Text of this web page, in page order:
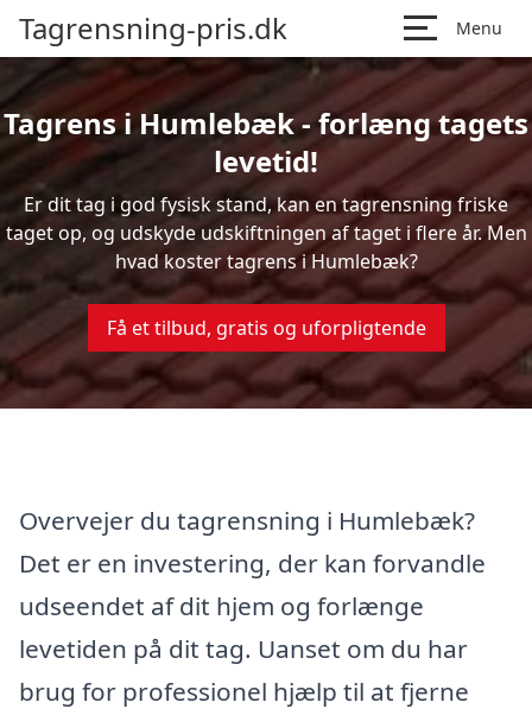
Tagrensning-pris.dk Menu
Tagrens i Humlebæk - forlæng tagets
levetid!
Er dit tag i god fysisk stand, kan en tagrensning friske
taget op, og udskyde udskiftningen af taget i flere år. Men
hvad koster tagrens i Humlebæk?
Få et tilbud, gratis og uforpligtende
Overvejer du tagrensning i Humlebæk?
Det er en investering, der kan forvandle
udseendet af dit hjem og forlænge
levetiden på dit tag. Uanset om du har
brug for professionel hjælp til at fjerne